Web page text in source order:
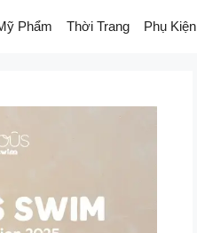
Phẩm Thời Trang Phụ Kiện